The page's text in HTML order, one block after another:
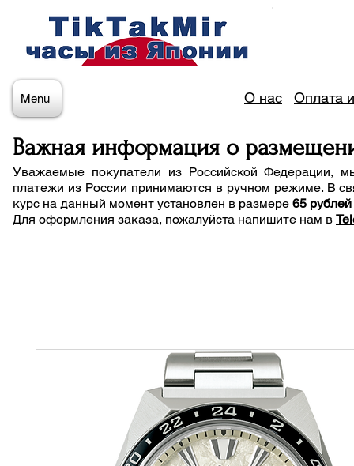
Menu О нас Оплата
Важная информация о
Уважаемые покупатели из Российской Федерации,
платежи из России принимаются в ручном режиме. В
курс на данный момент установлен в размере 65
Для оформления заказа, пожалуйста напишите нам в